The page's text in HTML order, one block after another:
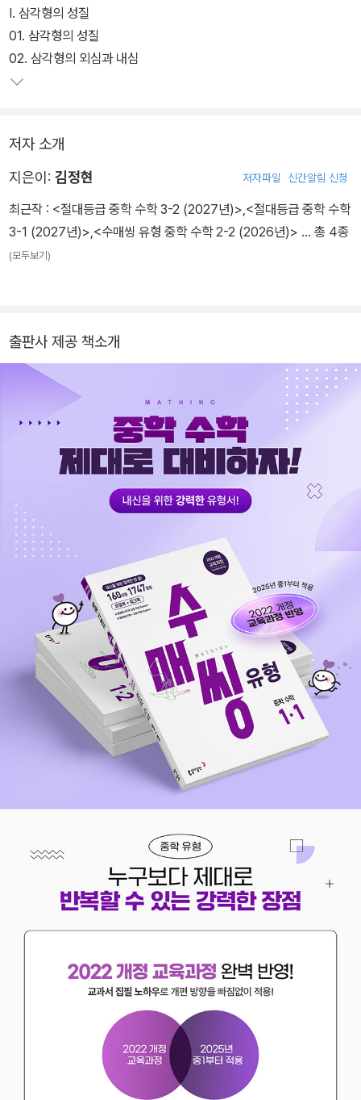
Ⅰ. 삼각형의 성질
01. 삼각형의 성질
02. 삼각형의 외심과 내심
저자 소개
지은이: 김정현 저자파일 신간알림 신청
최근작 : <절대등급 중학 수학 3-2 (2027년)>,<절대등급 중학 수학
3-1 (2027년)>,<수매씽 유형 중학 수학 2-2 (2026년)> … 총 4종
(모두보기)
출판사 제공 책소개